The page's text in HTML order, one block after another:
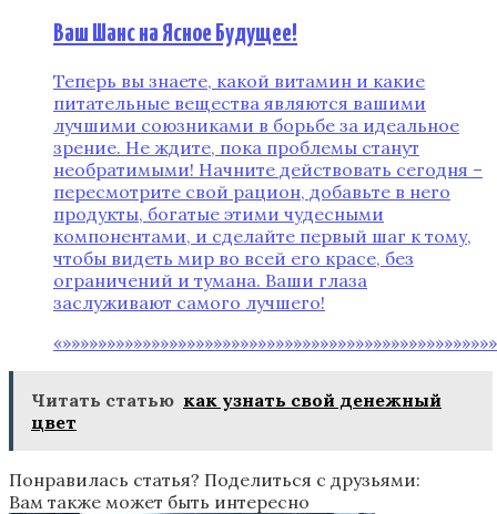
Ваш Шанс на Ясное Будущее!
Теперь вы знаете, какой витамин и какие
питательные вещества являются вашими
лучшими союзниками в борьбе за идеальное
зрение. Не ждите, пока проблемы станут
необратимыми! Начните действовать сегодня –
пересмотрите свой рацион, добавьте в него
продукты, богатые этими чудесными
компонентами, и сделайте первый шаг к тому,
чтобы видеть мир во всей его красе, без
ограничений и тумана. Ваши глаза
заслуживают самого лучшего!
Читать статью как узнать свой денежный
цвет
Понравилась статья? Поделиться с друзьями:
Вам также может быть интересно